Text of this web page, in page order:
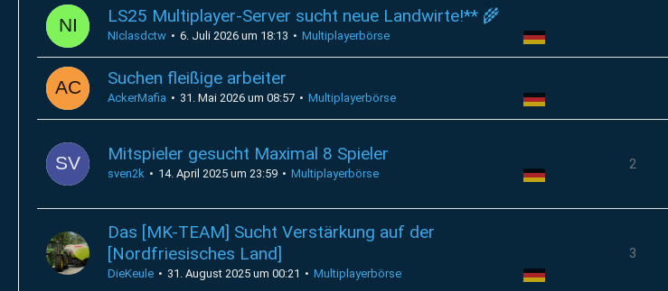
LS25 Multiplayer-Server sucht neue Landwirte!** 🌾
NIclasdctw 6. Juli 2026 um 18:13 Multiplayerbörse
Suchen fleißige arbeiter
AckerMafia 31. Mai 2026 um 08:57 Multiplayerbörse
Mitspieler gesucht Maximal 8 Spieler
sven2k 14. April 2025 um 23:59 Multiplayerbörse
2
Das [MK-TEAM] Sucht Verstärkung auf der
[Nordfriesisches Land]
DieKeule 31. August 2025 um 00:21 Multiplayerbörse
3